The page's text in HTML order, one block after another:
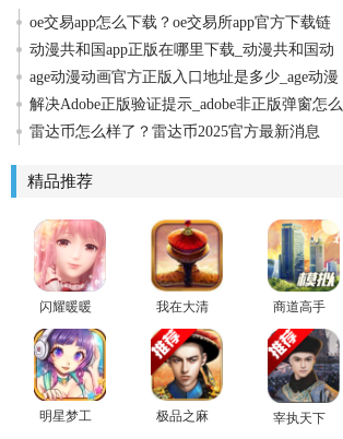
oe交易app怎么下载？oe交易所app官方下载链
动漫共和国app正版在哪里下载_动漫共和国动
age动漫动画官方正版入口地址是多少_age动漫
解决Adobe正版验证提示_adobe非正版弹窗怎么
雷达币怎么样了？雷达币2025官方最新消息
精品推荐
闪耀暖暖
九游版
我在大清
当皇帝最
新特别安
卓版下载
商道高手
官方版
明星梦工
极品之麻
宰执天下